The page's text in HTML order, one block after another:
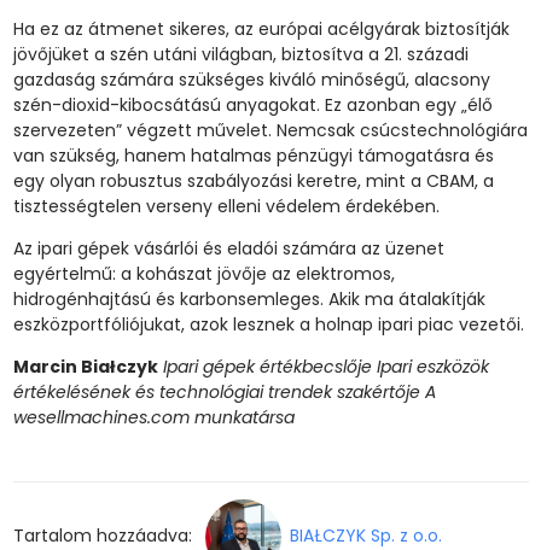
Ha ez az átmenet sikeres, az európai acélgyárak biztosítják
jövőjüket a szén utáni világban, biztosítva a 21. századi
gazdaság számára szükséges kiváló minőségű, alacsony
szén-dioxid-kibocsátású anyagokat. Ez azonban egy „élő
szervezeten” végzett művelet. Nemcsak csúcstechnológiára
van szükség, hanem hatalmas pénzügyi támogatásra és
egy olyan robusztus szabályozási keretre, mint a CBAM, a
tisztességtelen verseny elleni védelem érdekében.
Az ipari gépek vásárlói és eladói számára az üzenet
egyértelmű: a kohászat jövője az elektromos,
hidrogénhajtású és karbonsemleges. Akik ma átalakítják
eszközportfóliójukat, azok lesznek a holnap ipari piac vezetői.
Marcin Białczyk Ipari gépek értékbecslője Ipari eszközök
értékelésének és technológiai trendek szakértője A
wesellmachines.com munkatársa
Tartalom hozzáadva: BIAŁCZYK Sp. z o.o.